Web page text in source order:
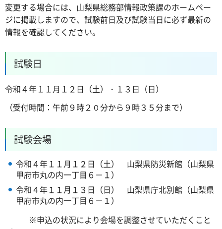
変更する場合には、山梨県総務部情報政策課のホームペー
ジに掲載しますので、試験前日及び試験当日に必ず最新の
情報を確認してください。
試験日
令和４年１１月１２日（土）・１３日（日）
（受付時間：午前９時２０分から９時３５分まで）
試験会場
令和４年１１月１２日（土） 山梨県防災新館（山梨県
甲府市丸の内一丁目６－１）
令和４年１１月１３日（日） 山梨県庁北別館（山梨県
甲府市丸の内一丁目６－１）
※申込の状況により会場を調整させていただくこと